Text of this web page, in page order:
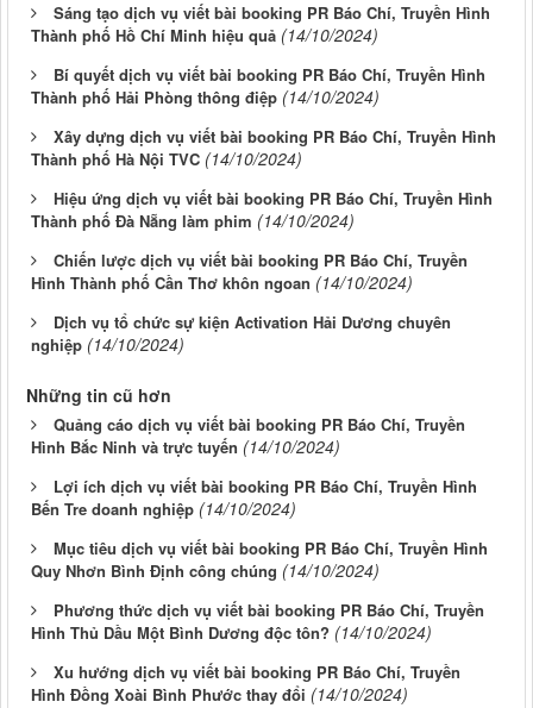
Sáng tạo dịch vụ viết bài booking PR Báo Chí, Truyền Hình
Thành phố Hồ Chí Minh hiệu quả (14/10/2024)
Bí quyết dịch vụ viết bài booking PR Báo Chí, Truyền Hình
Thành phố Hải Phòng thông điệp (14/10/2024)
Xây dựng dịch vụ viết bài booking PR Báo Chí, Truyền Hình
Thành phố Hà Nội TVC (14/10/2024)
Hiệu ứng dịch vụ viết bài booking PR Báo Chí, Truyền Hình
Thành phố Đà Nẵng làm phim (14/10/2024)
Chiến lược dịch vụ viết bài booking PR Báo Chí, Truyền
Hình Thành phố Cần Thơ khôn ngoan (14/10/2024)
Dịch vụ tổ chức sự kiện Activation Hải Dương chuyên
nghiệp (14/10/2024)
Những tin cũ hơn
Quảng cáo dịch vụ viết bài booking PR Báo Chí, Truyền
Hình Bắc Ninh và trực tuyến (14/10/2024)
Lợi ích dịch vụ viết bài booking PR Báo Chí, Truyền Hình
Bến Tre doanh nghiệp (14/10/2024)
Mục tiêu dịch vụ viết bài booking PR Báo Chí, Truyền Hình
Quy Nhơn Bình Định công chúng (14/10/2024)
Phương thức dịch vụ viết bài booking PR Báo Chí, Truyền
Hình Thủ Dầu Một Bình Dương độc tôn? (14/10/2024)
Xu hướng dịch vụ viết bài booking PR Báo Chí, Truyền
Hình Đồng Xoài Bình Phước thay đổi (14/10/2024)